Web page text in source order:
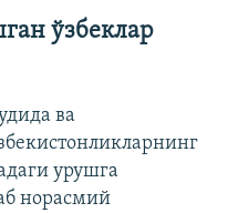
ўзбеклар
ва
урушга
норасмий